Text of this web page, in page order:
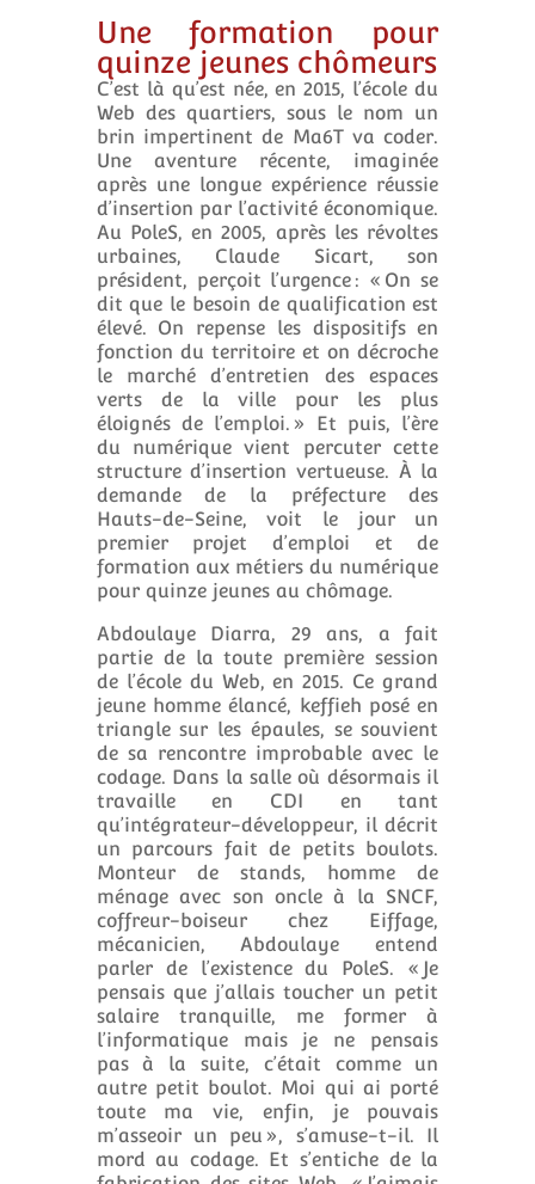
Une formation pour
quinze jeunes chômeurs
C’est là qu’est née, en 2015, l’école du
Web des quartiers, sous le nom un
brin impertinent de Ma6T va coder.
Une aventure récente, imaginée
après une longue expérience réussie
d’insertion par l’activité économique.
Au PoleS, en 2005, après les révoltes
urbaines, Claude Sicart, son
président, perçoit l’urgence : « On se
dit que le besoin de qualification est
élevé. On repense les dispositifs en
fonction du territoire et on décroche
le marché d’entretien des espaces
verts de la ville pour les plus
éloignés de l’emploi. » Et puis, l’ère
du numérique vient percuter cette
structure d’insertion vertueuse. À la
demande de la préfecture des
Hauts-de-Seine, voit le jour un
premier projet d’emploi et de
formation aux métiers du numérique
pour quinze jeunes au chômage.
Abdoulaye Diarra, 29 ans, a fait
partie de la toute première session
de l’école du Web, en 2015. Ce grand
jeune homme élancé, keffieh posé en
triangle sur les épaules, se souvient
de sa rencontre improbable avec le
codage. Dans la salle où désormais il
travaille en CDI en tant
qu’intégrateur-développeur, il décrit
un parcours fait de petits boulots.
Monteur de stands, homme de
ménage avec son oncle à la SNCF,
coffreur-boiseur chez Eiffage,
mécanicien, Abdoulaye entend
parler de l’existence du PoleS. « Je
pensais que j’allais toucher un petit
salaire tranquille, me former à
l’informatique mais je ne pensais
pas à la suite, c’était comme un
autre petit boulot. Moi qui ai porté
toute ma vie, enfin, je pouvais
m’asseoir un peu », s’amuse-t-il. Il
mord au codage. Et s’entiche de la